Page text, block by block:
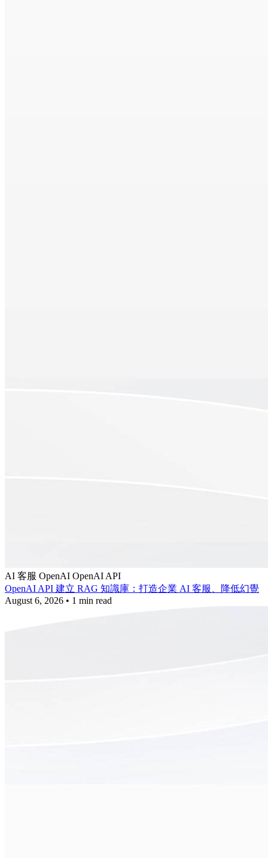
AI 客服 OpenAI OpenAI API
OpenAI API 建立 RAG 知識庫：打造企業 AI 客服、降低幻覺
August 6, 2026 • 1 min read